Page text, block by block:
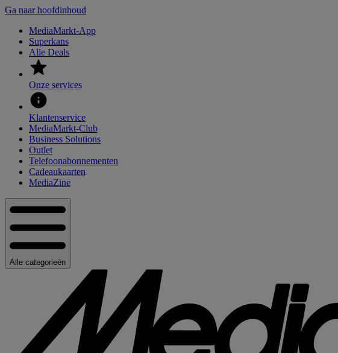
Ga naar hoofdinhoud
MediaMarkt-App
Superkans
Alle Deals
Onze services
Klantenservice
MediaMarkt-Club
Business Solutions
Outlet
Telefoonabonnementen
Cadeaukaarten
MediaZine
Alle categorieën